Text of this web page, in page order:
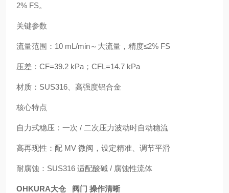
2% FS。
关键参数
流量范围：10 mL/min～大流量，精度≤2% FS
压差：CF=39.2 kPa；CFL=14.7 kPa
材质：SUS316、高强度铝合金
核心特点
自力式稳压：一次 / 二次压力波动时自动稳流
高再现性：配 MV 微阀，设定精准、调节平滑
耐腐蚀：SUS316 适配酸碱 / 腐蚀性流体
OHKURA大仓 阀门 操作清晰